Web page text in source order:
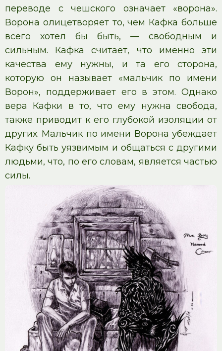
переводе с чешского означает «ворона».
Ворона олицетворяет то, чем Кафка больше
всего хотел бы быть, — свободным и
сильным. Кафка считает, что именно эти
качества ему нужны, и та его сторона,
которую он называет «мальчик по имени
Ворон», поддерживает его в этом. Однако
вера Кафки в то, что ему нужна свобода,
также приводит к его глубокой изоляции от
других. Мальчик по имени Ворона убеждает
Кафку быть уязвимым и общаться с другими
людьми, что, по его словам, является частью
силы.